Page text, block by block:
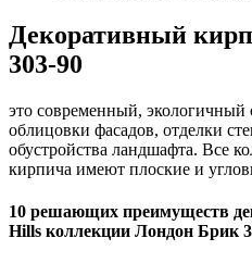
Декоративный
303-90
это современный, экологичный
облицовки фасадов, отделки
обустройства ландшафта. Все
кирпича имеют плоские и
10 решающих преимуществ
Hills коллекции Лондон Брик